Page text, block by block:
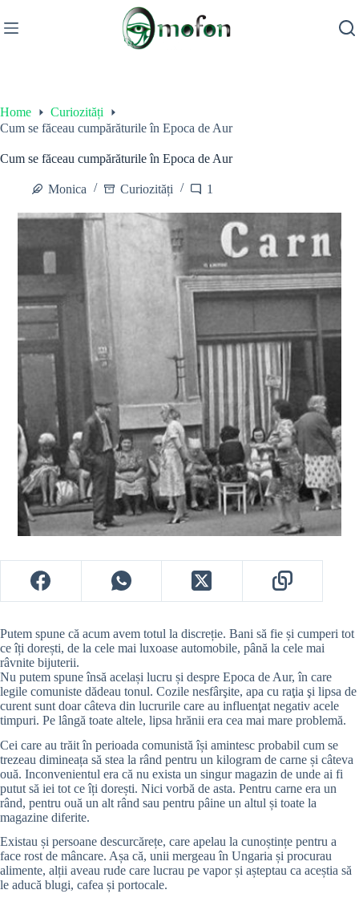
to
content
Home
Curiozități
Cum se făceau cumpărăturile în Epoca de Aur
Cum se făceau cumpărăturile în Epoca de Aur
Monica Curiozități 1
Putem spune că acum avem totul la discreție. Bani să fie și cumperi tot
ce îți dorești, de la cele mai luxoase automobile, până la cele mai
râvnite bijuterii.
Nu putem spune însă același lucru și despre Epoca de Aur, în care
legile comuniste dădeau tonul. Cozile nesfârşite, apa cu raţia şi lipsa de
curent sunt doar câteva din lucrurile care au influenţat negativ acele
timpuri. Pe lângă toate altele, lipsa hrănii era cea mai mare problemă.
Cei care au trăit în perioada comunistă își amintesc probabil cum se
trezeau dimineața să stea la rând pentru un kilogram de carne și câteva
ouă. Inconvenientul era că nu exista un singur magazin de unde ai fi
putut să iei tot ce îți dorești. Nici vorbă de asta. Pentru carne era un
rând, pentru ouă un alt rând sau pentru pâine un altul și toate la
magazine diferite.
Existau și persoane descurcărețe, care apelau la cunoștințe pentru a
face rost de mâncare. Așa că, unii mergeau în Ungaria și procurau
alimente, alții aveau rude care lucrau pe vapor și așteptau ca aceștia să
le aducă blugi, cafea și portocale.